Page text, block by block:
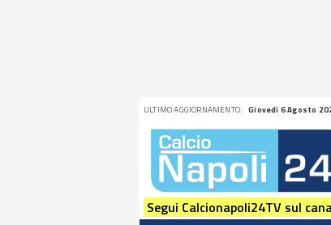
ULTIMO AGGIORNAMENTO: Giovedi 6 Agosto
Segui Calcionapoli24TV sul